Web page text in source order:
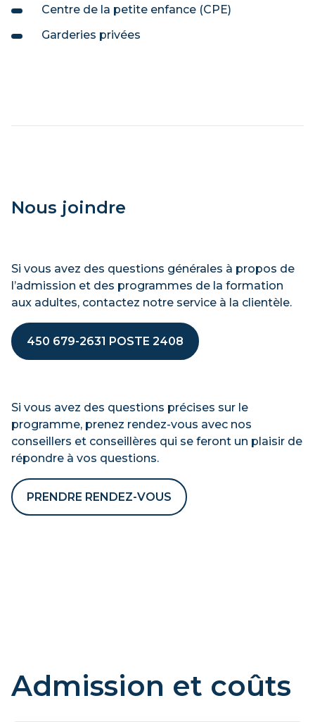
Centre de la petite enfance (CPE)
Garderies privées
Nous joindre
Si vous avez des questions générales à propos de
l’admission et des programmes de la formation
aux adultes, contactez notre service à la clientèle.
450 679-2631 POSTE 2408
Si vous avez des questions précises sur le
programme, prenez rendez-vous avec nos
conseillers et conseillères qui se feront un plaisir de
répondre à vos questions.
PRENDRE RENDEZ-VOUS
Admission et coûts